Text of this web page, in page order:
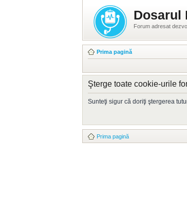
Dosarul
Forum adresat
Prima pagină
Şterge toate cookie-urile
Sunteţi sigur că doriţi ştergerea
Prima pagină